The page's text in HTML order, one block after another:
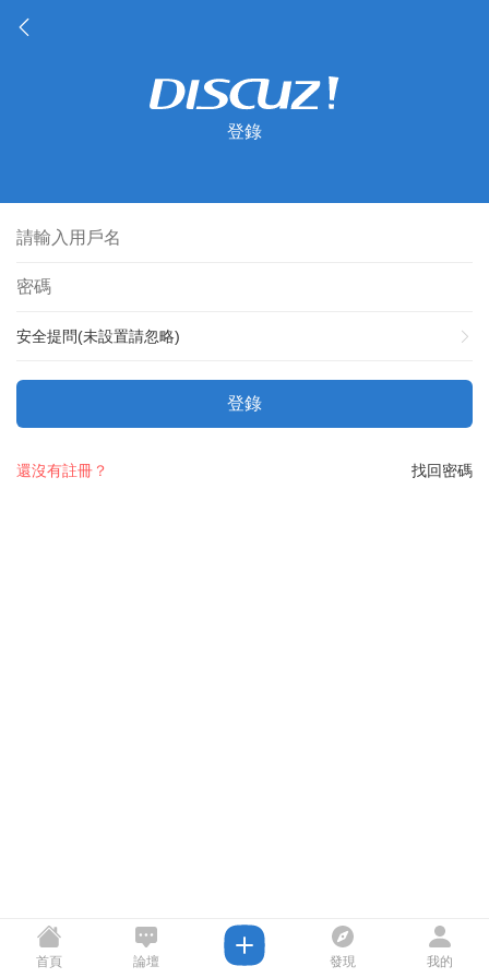
登錄
安全提問(未設置請忽略)
登錄
找回密碼
還沒有註冊？
首頁 論壇 發現 我的